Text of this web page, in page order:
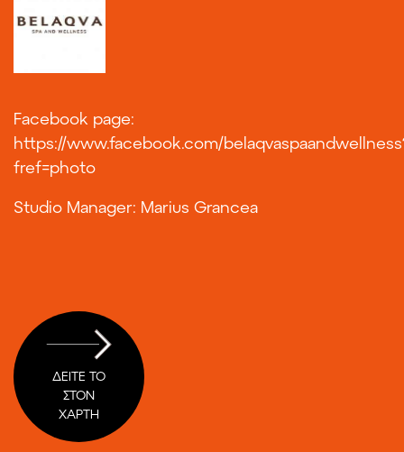
Facebook page:
https://www.facebook.com/
fref=photo
Studio Manager: Marius Grancea
ΔΕΙΤΕ ΤΟ
ΣΤΟΝ
ΧΑΡΤΗ